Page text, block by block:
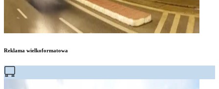
Reklama wielkoformatowa